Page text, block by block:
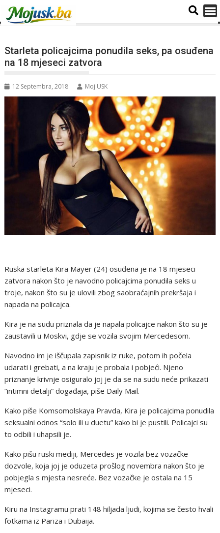
Starleta policajcima ponudila seks, pa osuđena
na 18 mjeseci zatvora
12 Septembra, 2018 Moj USK
Ruska starleta Kira Mayer (24) osuđena je na 18 mjeseci
zatvora nakon što je navodno policajcima ponudila seks u
troje, nakon što su je ulovili zbog saobraćajnih prekršaja i
napada na policajca.
Kira je na sudu priznala da je napala policajce nakon što su je
zaustavili u Moskvi, gdje se vozila svojim Mercedesom.
Navodno im je iščupala zapisnik iz ruke, potom ih počela
udarati i grebati, a na kraju je probala i pobjeći. Njeno
priznanje krivnje osiguralo joj je da se na sudu neće prikazati
“intimni detalji” događaja, piše Daily Mail.
Kako piše Komsomolskaya Pravda, Kira je policajcima ponudila
seksualni odnos “solo ili u duetu” kako bi je pustili. Policajci su
to odbili i uhapsili je.
Kako pišu ruski mediji, Mercedes je vozila bez vozačke
dozvole, koja joj je oduzeta prošlog novembra nakon što je
pobjegla s mjesta nesreće. Bez vozačke je ostala na 15
mjeseci.
Kiru na Instagramu prati 148 hiljada ljudi, kojima se često hvali
fotkama iz Pariza i Dubaija.